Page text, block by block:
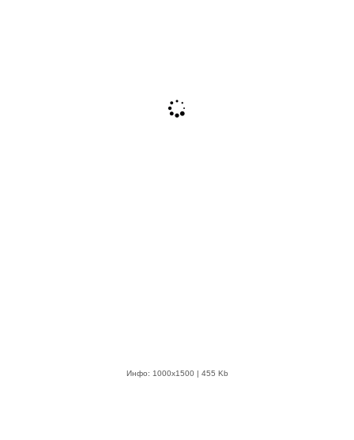
Инфо: 1000х1500 | 455 Kb